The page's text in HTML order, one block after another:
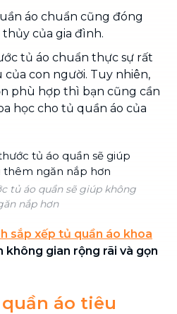
áo chuẩn cũng đóng
của gia đình.
tủ áo chuẩn thực sự rất
con người. Tuy nhiên,
phù hợp thì bạn cũng cần
học cho tủ quần áo của
tủ áo quần sẽ giúp không
nắp hơn
sắp xếp tủ quần áo khoa
không gian rộng rãi và gọn
áo tiêu